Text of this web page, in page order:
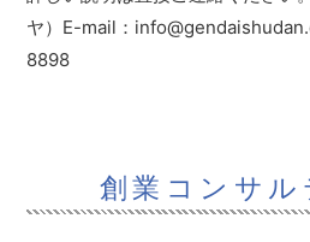
ヤ）E-mail：
8898
創業コンサル